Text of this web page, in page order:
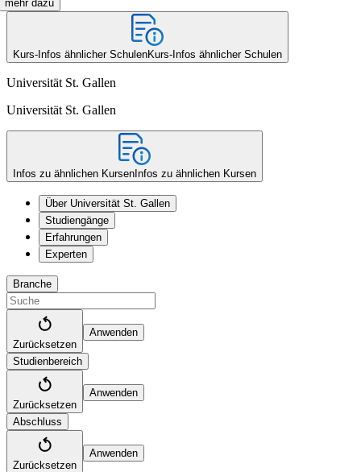
mehr dazu
Kurs-Infos ähnlicher SchulenKurs-Infos ähnlicher Schulen
Universität St. Gallen
Universität St. Gallen
Infos zu ähnlichen Kursen Infos zu ähnlichen Kursen
Über Universität St. Gallen
Studiengänge
Erfahrungen
Experten
Branche
Zurücksetzen
Anwenden
Studienbereich
Zurücksetzen
Anwenden
Abschluss
Zurücksetzen
Anwenden